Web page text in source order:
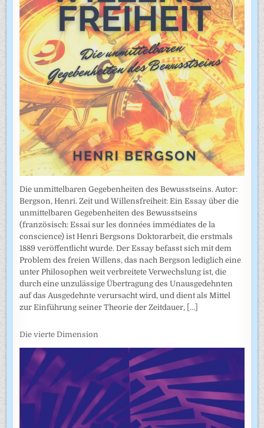
Die unmittelbaren Gegebenheiten des Bewusstseins. Autor:
Bergson, Henri. Zeit und Willensfreiheit: Ein Essay über die
unmittelbaren Gegebenheiten des Bewusstseins
(französisch: Essai sur les données immédiates de la
conscience) ist Henri Bergsons Doktorarbeit, die erstmals
1889 veröffentlicht wurde. Der Essay befasst sich mit dem
Problem des freien Willens, das nach Bergson lediglich eine
unter Philosophen weit verbreitete Verwechslung ist, die
durch eine unzulässige Übertragung des Unausgedehnten
auf das Ausgedehnte verursacht wird, und dient als Mittel
zur Einführung seiner Theorie der Zeitdauer, [...]
Die vierte Dimension